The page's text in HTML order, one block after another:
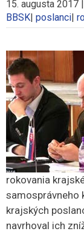
15. augusta 2017 |
BBSK| poslanci|
rokovania
samosprávneho
krajských
navrhoval ich